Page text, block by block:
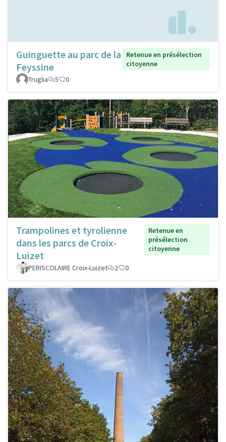
Guinguette au parc de la
Feyssine
Retenue en présélection
citoyenne
Truglia
5 0
Trampolines et tyrolienne
dans les parcs de Croix-
Luizet
Retenue en
présélection
citoyenne
PERISCOLAIRE Croix-Luizet 2 0